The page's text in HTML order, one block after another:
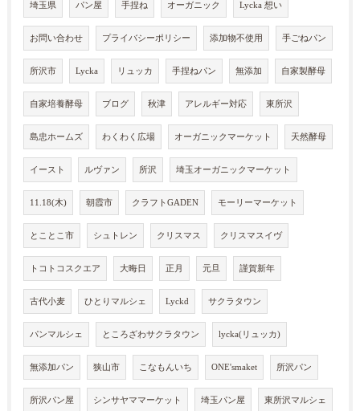
埼玉県 パン屋 手捏ね オーガニック Lycka 想い
お問い合わせ プライバシーポリシー 添加物不使用 手ごねパン
所沢市 Lycka リュッカ 手捏ねパン 無添加 自家製酵母
自家培養酵母 ブログ 秋津 アレルギー対応 東所沢
島忠ホームズ わくわく広場 オーガニックマーケット 天然酵母
イースト ルヴァン 所沢 埼玉オーガニックマーケット
11.18(木) 朝霞市 クラフトGADEN モーリーマーケット
とことこ市 シュトレン クリスマス クリスマスイヴ
トコトコスクエア 大晦日 正月 元旦 謹賀新年
古代小麦 ひとりマルシェ Lyckd サクラタウン
パンマルシェ ところざわサクラタウン lycka(リュッカ)
無添加パン 狭山市 こなもんいち ONE'smaket 所沢パン
所沢パン屋 シンサヤママーケット 埼玉パン屋 東所沢マルシェ